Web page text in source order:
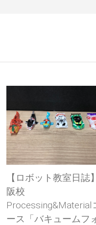
】大
コ
ォー
【ロボット
覇校
「往復運動
2018年06月03日